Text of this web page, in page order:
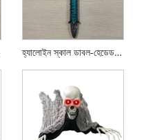
হ্যালোইন স্কাল ডাবল-হেডেড এক্স প্রপ